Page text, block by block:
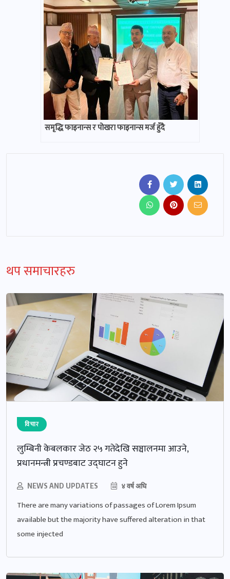
समृद्धि फाइनान्स र पोखरा फाइनान्स मर्ज हुँदै
थप समाचारहरु
विचार
लुम्बिनी केबलकार जेठ २५ गतेदेखि सञ्चालनमा आउने,
प्रधानमन्त्री प्रचण्डबाट उद्घाटन हुने
NEWS AND UPDATES ४ वर्ष अघि
There are many variations of passages of Lorem Ipsum
available but the majority have suffered alteration in that
some injected